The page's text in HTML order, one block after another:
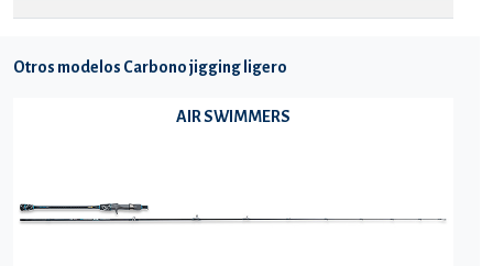
Otros modelos Carbono jigging ligero
AIR SWIMMERS